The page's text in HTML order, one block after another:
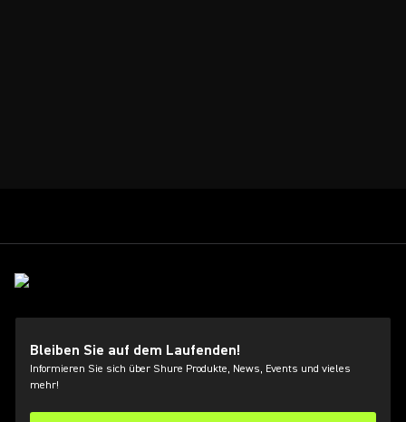
Bleiben Sie auf dem Laufenden!
Informieren Sie sich über Shure Produkte, News, Events und vieles
mehr!